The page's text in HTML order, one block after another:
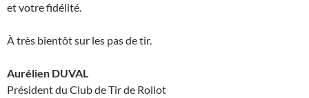
et votre fidélité.
À très bientôt sur les pas de tir.
Aurélien DUVAL
Président du Club de Tir de Rollot